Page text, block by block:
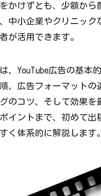
かけずとも、少額から
中小企業やクリニック
が活用できます。
、YouTube広告の基本
、広告フォーマットの
のコツ、そして効果を
イントまで、初めて出
く体系的に解説します。